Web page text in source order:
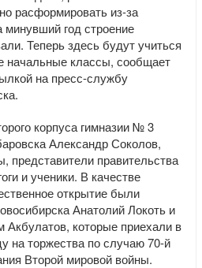
расформировать из-за
год строение
Теперь здесь будут учиться
начальные классы, сообщает
на пресс-службу
корпуса гимназии № 3
Александр Соколов,
представители правительства
и ученики. В качестве
открытие были
Анатолий Локоть и
Акбулатов, которые приехали в
на торжества по случаю 70-й
Второй мировой войны.